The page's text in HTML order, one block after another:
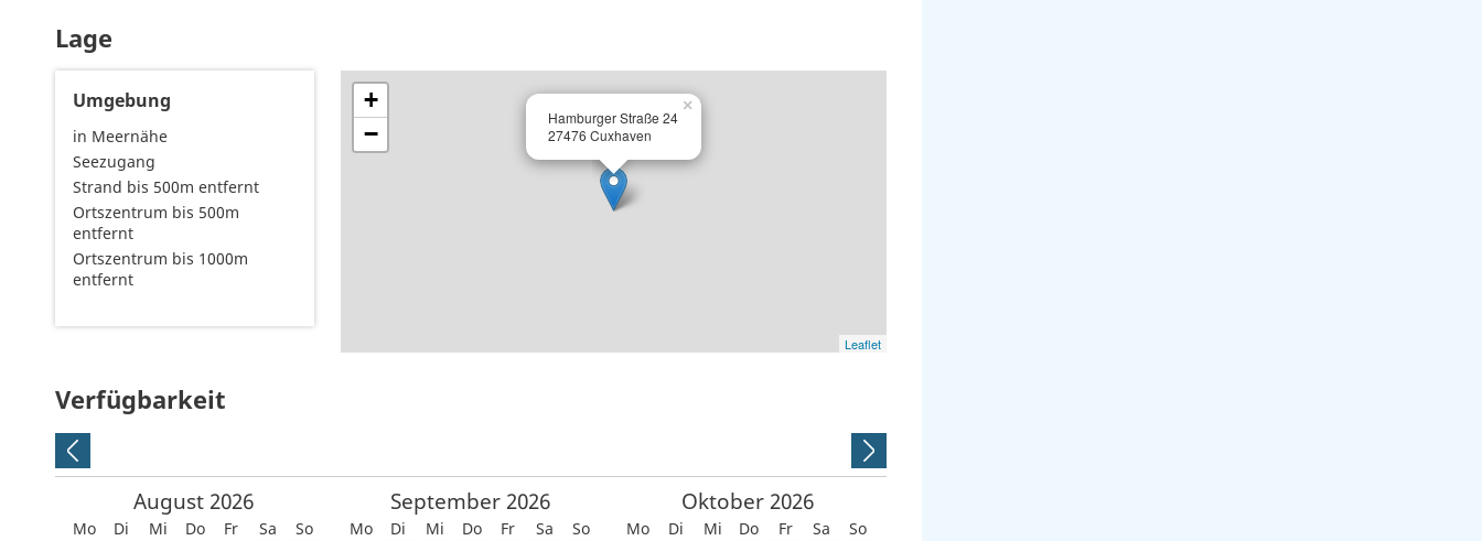
Lage
Umgebung
in Meernähe
Seezugang
Strand bis 500m entfernt
Ortszentrum bis 500m
entfernt
Ortszentrum bis 1000m
entfernt
Hamburger Straße 24
27476 Cuxhaven
×
+
−
Leaflet
Verfügbarkeit
August 2026
Mo Di Mi Do Fr Sa
So
September 2026
Mo Di Mi Do Fr Sa
So
Oktober 2026
Mo Di Mi Do Fr Sa
So